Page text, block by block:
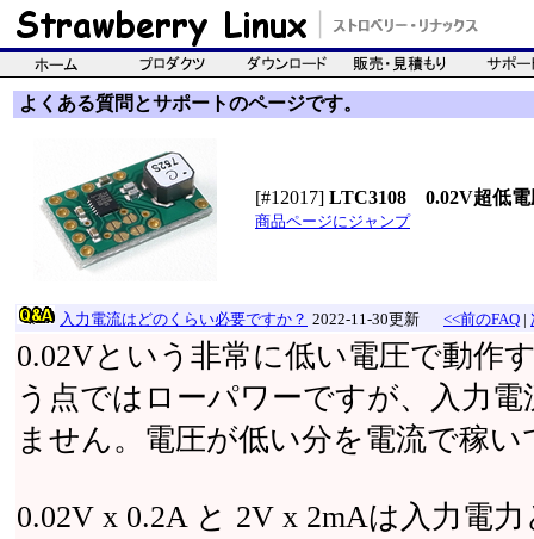
よくある質問とサポートのページです。
[#12017] LTC3108 0.02V超低電
商品ページにジャンプ
入力電流はどのくらい必要ですか？ 2022-11-30更新 <<前のFAQ |
0.02Vという非常に低い電圧で動作
う点ではローパワーですが、入力
ません。電圧が低い分を電流で稼
0.02V x 0.2A と 2V x 2mAは入力電